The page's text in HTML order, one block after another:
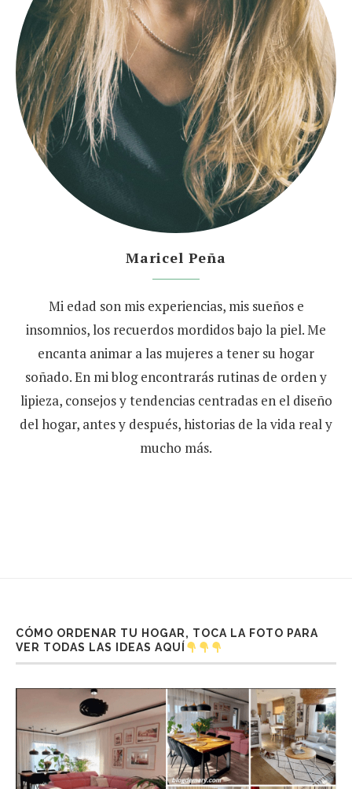
Maricel Peña
Mi edad son mis experiencias, mis sueños e
insomnios, los recuerdos mordidos bajo la piel. Me
encanta animar a las mujeres a tener su hogar
soñado. En mi blog encontrarás rutinas de orden y
lipieza, consejos y tendencias centradas en el diseño
del hogar, antes y después, historias de la vida real y
mucho más.
CÓMO ORDENAR TU HOGAR, TOCA LA FOTO PARA
VER TODAS LAS IDEAS AQUÍ